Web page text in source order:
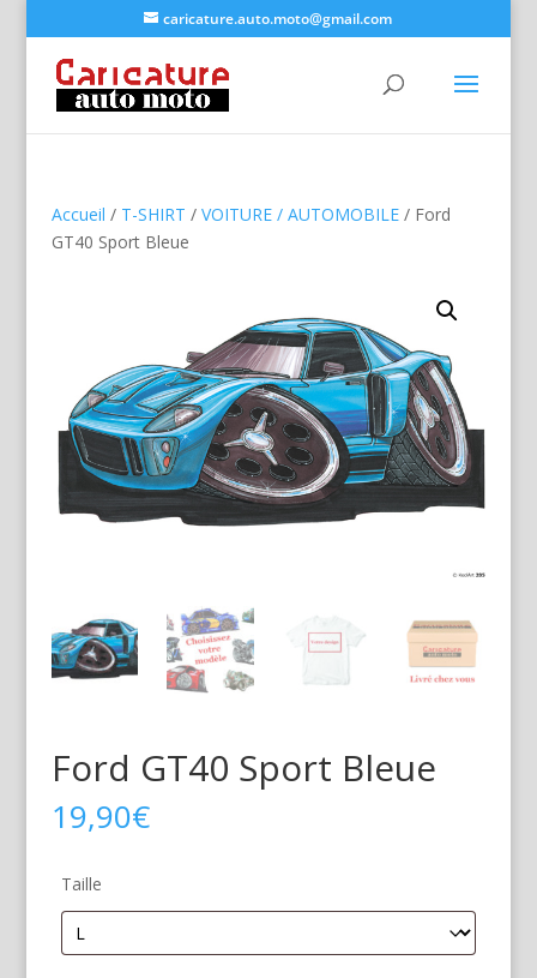
caricature.auto.moto@gmail.com
Accueil / T-SHIRT / VOITURE / AUTOMOBILE/ Ford
GT40 Sport Bleue
Ford GT40 Sport Bleue
19,90€
Taille